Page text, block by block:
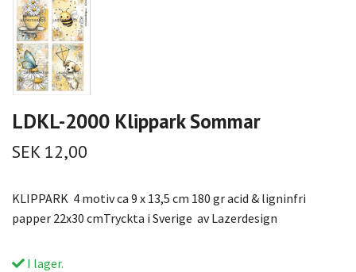
LDKL-2000 Klippark Sommar
SEK 12,00
KLIPPARK 4 motiv ca 9 x 13,5 cm 180 gr acid & ligninfri
papper 22x30 cmTryckta i Sverige av Lazerdesign
I lager.